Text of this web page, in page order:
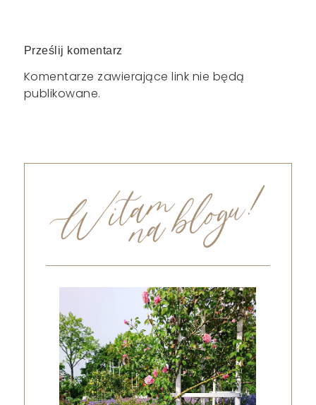
Prześlij komentarz
Komentarze zawierające link nie będą
publikowane.